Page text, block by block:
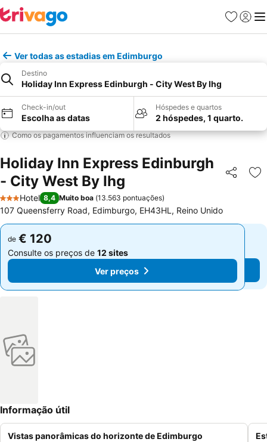
Favoritos
Iniciar
Ver todas as estadias em Edimburgo
Destino
Holiday Inn Express Edinburgh - City West By Ihg
Check-in/out
Escolha as datas
Hóspedes e quartos
2 hóspedes, 1 quarto.
Como os pagamentos influenciam os resultados
Holiday Inn Express Edinburgh
- City West By Ihg
Partilhar
3 Estrelas
Hotel 8,4 Muito boa (13.563 pontuações)
107 Queensferry Road, Edimburgo, EH43HL, Reino Unido
de € 120
Consulte os preços de 12 sites
Ver preços
de € 120
Consulte os preços de 12 sites
Ver preços
Informação útil
Vistas panorâmicas do horizonte de Edimburgo